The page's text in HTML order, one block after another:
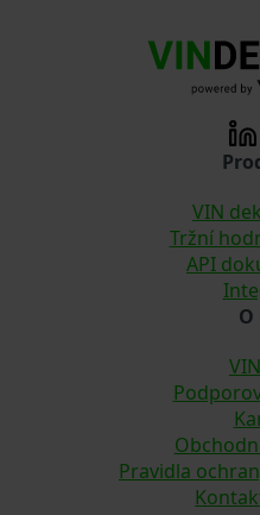
VIN
Tržní
API
O
Pravidla